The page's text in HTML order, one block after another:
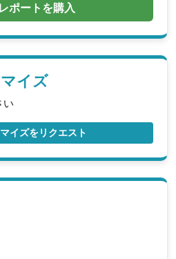
ポートを購入
イズ
い
イズをリクエスト